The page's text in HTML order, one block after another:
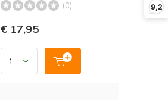
9,2
(0)
€ 17,95